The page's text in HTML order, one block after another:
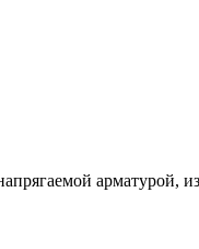
арматурой,